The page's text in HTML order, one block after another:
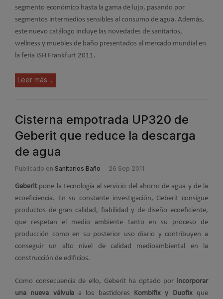
segmento económico hasta la gama de lujo, pasando por
segmentos intermedios sensibles al consumo de agua. Además,
este nuevo catálogo incluye las novedades de sanitarios,
wellness y muebles de baño presentados al mercado mundial en
la feria ISH Frankfurt 2011.
Leer más ...
Cisterna empotrada UP320 de
Geberit que reduce la descarga
de agua
Publicado en Sanitarios Baño 26 Sep 2011
Geberit pone la tecnología al servicio del ahorro de agua y de la
ecoeficiencia. En su constante investigación, Geberit consigue
productos de gran calidad, fiabilidad y de diseño ecoeficiente,
que respetan el medio ambiente tanto en su proceso de
producción como en su posterior uso diario y contribuyen a
conseguir un alto nivel de calidad medioambiental en la
construcción de edificios.
Como consecuencia de ello, Geberit ha optado por incorporar
una nueva válvulaa los bastidores Kombifix y Duofix que